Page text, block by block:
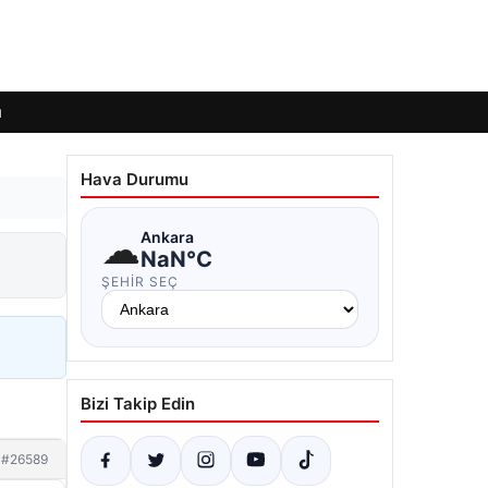
#26589
Hava Durumu
☁Ankara
NaN°C
ŞEHIR SEÇ
Bizi Takip Edin